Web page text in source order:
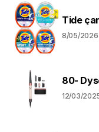
Tide
8/05/2026
80-
12/03/